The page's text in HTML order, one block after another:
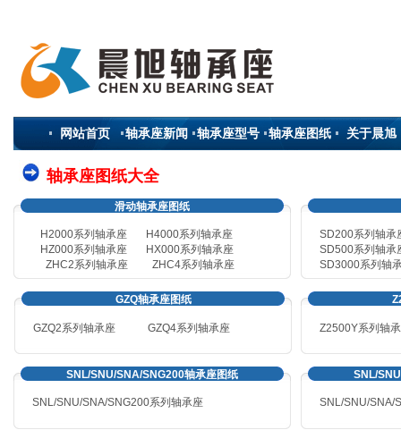
网站首页 轴承座新闻 轴承座型号 轴承座图纸 关于晨旭
滑动轴承座图纸
H2000系列轴承座
H4000系列轴承座
HZ000系列轴承座
HX000系列轴承座
ZHC2系列轴承座
ZHC4系列轴承座
SD200系列轴承
SD500系列轴承
SD3000系列轴
GZQ轴承座图纸
GZQ2系列轴承座 GZQ4系列轴承座 Z2500Y系列轴
SNL/SNU/SNA/SNG200轴承座图纸
SNL/SNU/SNA/SNG200系列轴承座
SNL/
SNL/SNU/SNA/
轴承座图纸大全